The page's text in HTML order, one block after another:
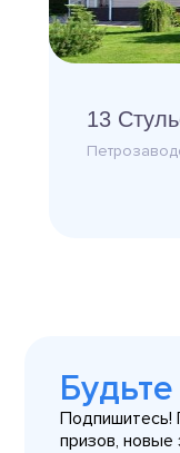
13
Подпишитесь!
призов, новые